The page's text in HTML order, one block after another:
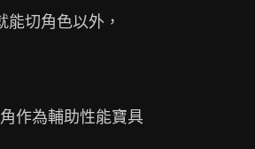
切角色以外，
作為輔助性能寶具